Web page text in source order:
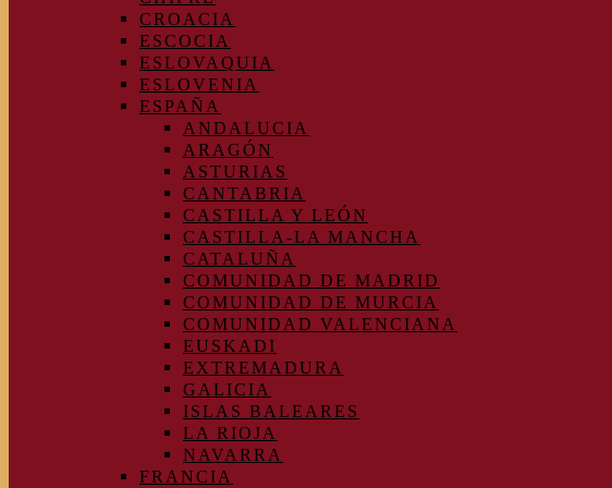
CROACIA
ESCOCIA
ESLOVAQUIA
ESLOVENIA
ESPAÑA
ANDALUCIA
ARAGÓN
ASTURIAS
CANTABRIA
CASTILLA Y LEÓN
CASTILLA-LA MANCHA
CATALUÑA
COMUNIDAD DE MADRID
COMUNIDAD DE MURCIA
COMUNIDAD VALENCIANA
EUSKADI
EXTREMADURA
GALICIA
ISLAS BALEARES
LA RIOJA
NAVARRA
FRANCIA